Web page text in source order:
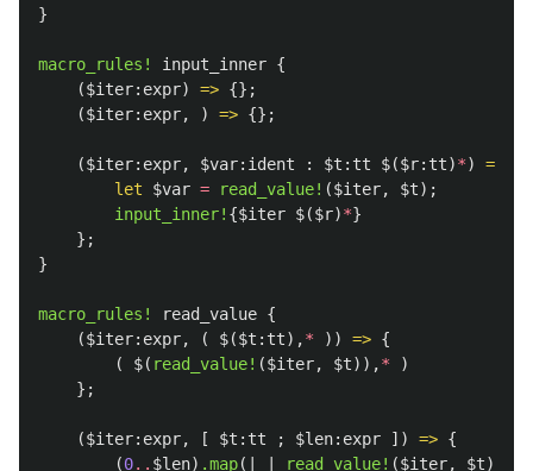
}
macro_rules! input_inner {
($iter:expr) => {};
($iter:expr, ) => {};
($iter:expr, $var:ident : $t:tt $($r:tt)*) =>
let
$var = read_value! ($iter, $t);
input_inner! {$iter $($r)*}
};
}
macro_rules! read_value {
($iter:expr, ( $($t:tt),* )) => {
(
$( read_value! ($iter, $t)),*
)
};
($iter:expr, [ $t:tt ; $len:expr ]) => {
(0.. $len) .map(| read_value! ($iter, $t))